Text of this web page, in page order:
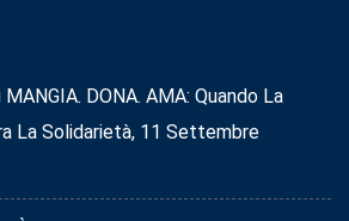
DONA. AMA: Quando La
La Solidarietà, 11 Settembre